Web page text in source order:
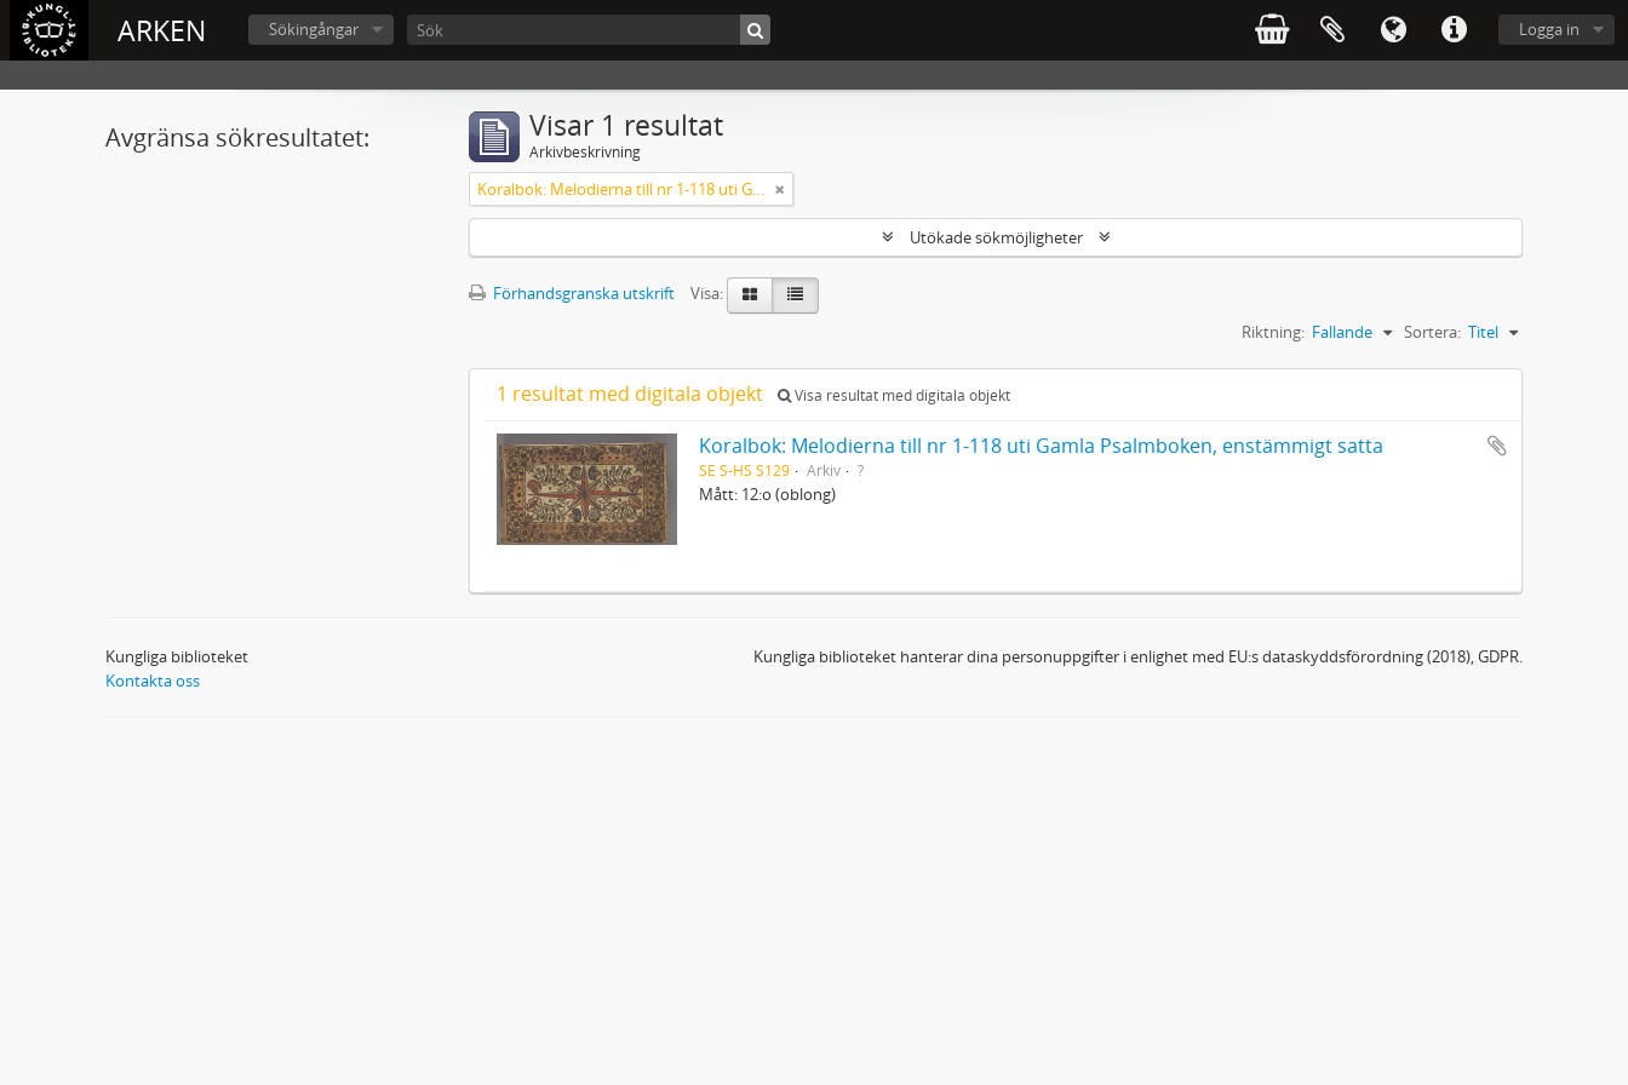
ARKEN Logga in
Sökingångar
Avgränsa sökresultatet: Visar 1 resultat
Arkivbeskrivning
Koralbok: Melodierna till nr 1-118 uti Gamla Psalmboken, enstämmigt satta
Utökade sökmöjligheter
Förhandsgranska utskrift
Visa:
Sortera: Titel
Riktning: Fallande
1 resultat med digitala objekt Visa resultat med digitala objekt
Koralbok: Melodierna till nr 1-118 uti Gamla Psalmboken, enstämmigt satta
SE S-HS S129 Arkiv ?
Mått: 12:o (oblong)
Kungliga biblioteket
Kontakta oss
Kungliga biblioteket hanterar dina personuppgifter i enlighet med EU:s dataskyddsförordning (2018), GDPR.